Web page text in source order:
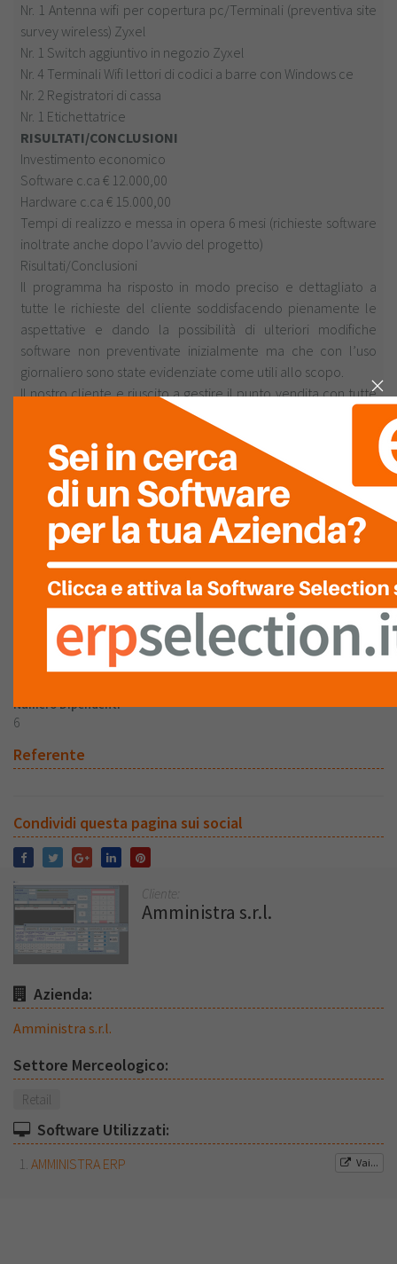
Nr. 1 Antenna wifi per copertura pc/Terminali (preventiva site
survey wireless) Zyxel
Nr. 1 Switch aggiuntivo in negozio Zyxel
Nr. 4 Terminali Wifi lettori di codici a barre con Windows ce
Nr. 2 Registratori di cassa
Nr. 1 Etichettatrice
RISULTATI/CONCLUSIONI
Investimento economico
Software c.ca € 12.000,00
Hardware c.ca € 15.000,00
Tempi di realizzo e messa in opera 6 mesi (richieste software
inoltrate anche dopo l’avvio del progetto)
Risultati/Conclusioni
Il programma ha risposto in modo preciso e dettagliato a
tutte le richieste del cliente soddisfacendo pienamente le
aspettative e dando la possibilità di ulteriori modifiche
software non preventivate inizialmente ma che con l’uso
giornaliero sono state evidenziate come utili allo scopo.
Il nostro cliente e riuscito a gestire il punto vendita con tutte
La maschera della vendita da banco e i moduli sono
parametrizzabili per qualsiasi tipologia di vendita da banco,
scopri come possiamo aiutarti nella tua impresa, chiamaci
saremo a tua disposizione per valutare la soluzione migliore
alle tue esigenze clicca sul link
https://www.amministrasrl.com/contatti/
Informazioni Generali
Amministra s.r.l.
Numero Dipendenti
6
Referente
Condividi questa pagina sui social
Cliente:
Amministra s.r.l.
Azienda:
Amministra s.r.l.
Settore Merceologico:
Retail
Software Utilizzati:
AMMINISTRA ERP Vai...